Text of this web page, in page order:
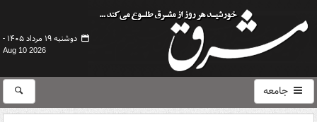
دوشنبه ۱۹ مرداد ۱۴۰۵ -
Aug 10 2026
جامعه